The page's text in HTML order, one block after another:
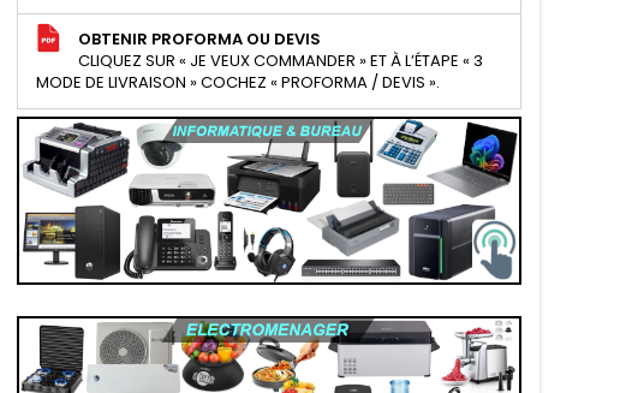
OBTENIR PROFORMA OU DEVIS
CLIQUEZ SUR « JE VEUX COMMANDER » ET À L’ÉTAPE « 3
MODE DE LIVRAISON » COCHEZ « PROFORMA / DEVIS ».